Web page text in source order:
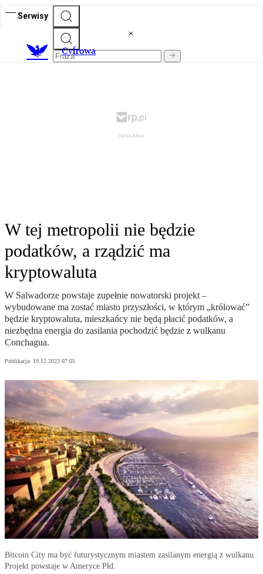
Serwisy
Cyfrowa
W tej metropolii nie będzie
podatków, a rządzić ma
kryptowaluta
W Salwadorze powstaje zupełnie nowatorski projekt –
wybudowane ma zostać miasto przyszłości, w którym „królować”
będzie kryptowaluta, mieszkańcy nie będą płacić podatków, a
niezbędna energia do zasilania pochodzić będzie z wulkanu
Conchagua.
Publikacja: 19.12.2023 07:05
Bitcoin City ma być futurystycznym miastem zasilanym energią z wulkanu.
Projekt powstaje w Ameryce Płd.